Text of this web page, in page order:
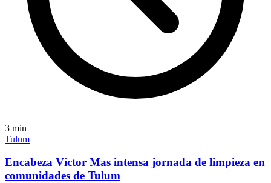
3 min
Tulum
Encabeza Víctor Mas intensa jornada de limpieza en
comunidades de Tulum